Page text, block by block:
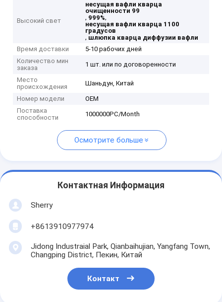
Высокий свет
несущая вафли кварца
очищенности 99
, 999%,
несущая вафли кварца 1100
градусов
, шлюпка кварца диффузии вафли
Время доставки
5-10 рабочих дней
Количество мин
заказа
1 шт. или по договоренности
Место
происхождения
Шаньдун, Китай
Номер модели
OEM
Поставка
способности
1000000PC/Month
Осмотрите больше
Контактная Информация
Sherry
+8613910977974
Jidong Industraial Park, Qianbaihujian, Yangfang Town,
Changping District, Пекин, Китай
Контакт